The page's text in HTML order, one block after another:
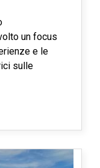
un focus
e le
sulle